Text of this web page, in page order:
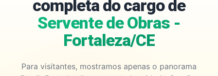
completa do cargo de
Servente de Obras -
Fortaleza/CE
Para visitantes, mostramos apenas o panorama